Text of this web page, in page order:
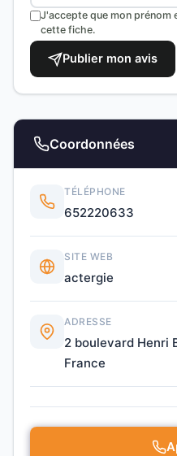
J'accepte que mon prénom
cette fiche.
Publier mon avis
Coordonnées
TÉLÉPHONE
652220633
SITE WEB
actergie
ADRESSE
2 boulevard Henri
France